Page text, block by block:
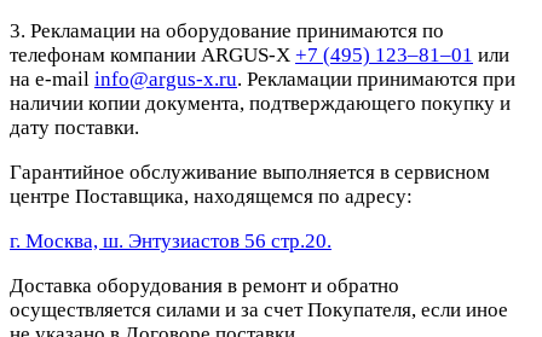
3. Рекламации на оборудование принимаются по
телефонам компании ARGUS-X +7 (495) 123–81–01 или
на e-mail info@argus-x.ru. Рекламации принимаются при
наличии копии документа, подтверждающего покупку и
дату поставки.
Гарантийное обслуживание выполняется в сервисном
центре Поставщика, находящемся по адресу:
г. Москва, ш. Энтузиастов 56 стр.20.
Доставка оборудования в ремонт и обратно
осуществляется силами и за счет Покупателя, если иное